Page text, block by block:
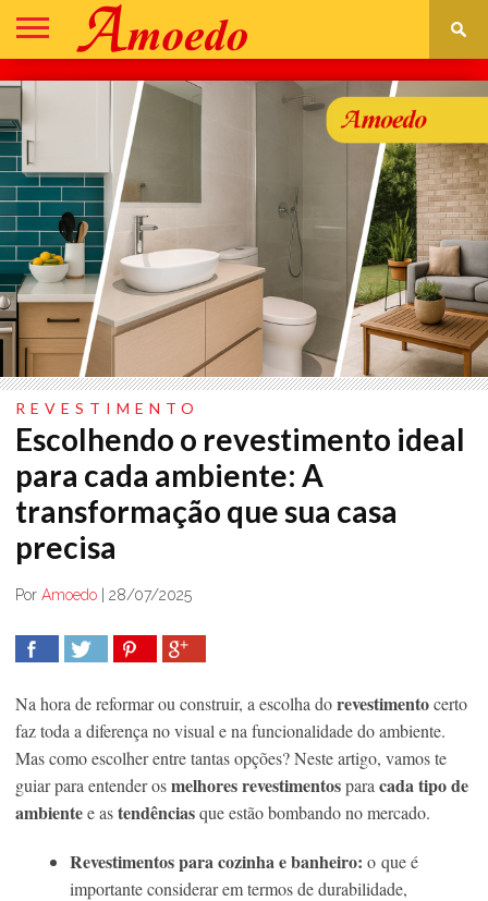
DECORAÇÃO
CONSTRUÇÃO
ASSISTÊNCIA
REVESTIMENTO
Escolhendo o revestimento ideal
para cada ambiente: A
transformação que sua casa
precisa
Por Amoedo | 28/07/2025
Na hora de reformar ou construir, a escolha dorevestimentocerto
faz toda a diferença no visual e na funcionalidade do ambiente.
Mas como escolher entre tantas opções? Neste artigo, vamos te
guiar para entender osmelhores revestimentospara cada tipo de
ambientee astendênciasque estão bombando no mercado.
Revestimentos para cozinha e banheiro: o que é
importante considerar em termos de durabilidade,